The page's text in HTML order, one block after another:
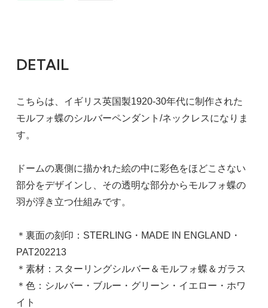
DETAIL
こちらは、イギリス英国製1920-30年代に制作された
モルフォ蝶のシルバーペンダント/ネックレスになりま
す。
ドームの裏側に描かれた絵の中に彩色をほどこさない
部分をデザインし、その透明な部分からモルフォ蝶の
羽が浮き立つ仕組みです。
＊裏面の刻印：STERLING・MADE IN ENGLAND・
PAT202213
＊素材：スターリングシルバー＆モルフォ蝶＆ガラス
＊色：シルバー・ブルー・グリーン・イエロー・ホワ
イト